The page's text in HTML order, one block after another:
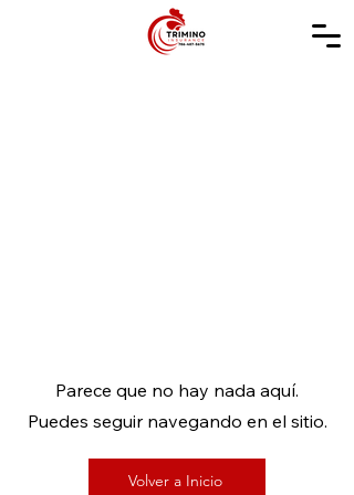
Parece que no hay nada aquí.
Puedes seguir navegando en el sitio.
Volver a Inicio